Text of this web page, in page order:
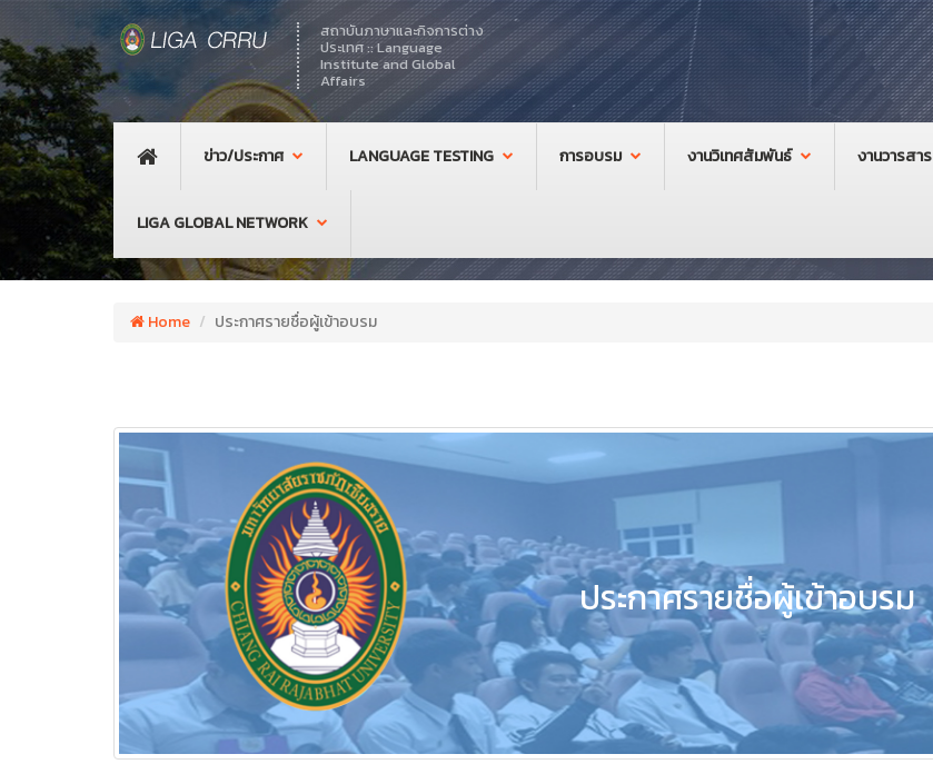
สถาบันภาษาและกิจการต่าง
ประเทศ :: Language
Institute and Global
Affairs
ข่าว/ประกาศ LANGUAGE TESTING การอบรม งานวิเทศสัมพันธ์ งานวารสาร
LIGA GLOBAL NETWORK
Home ประกาศรายชื่อผู้เข้าอบรม
ประกาศรายชื่อผู้เข้าอบรม